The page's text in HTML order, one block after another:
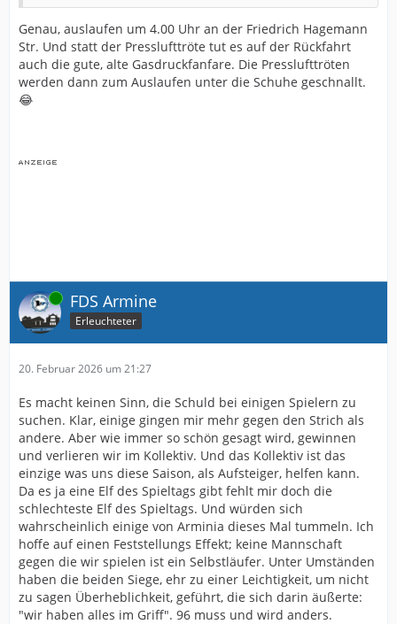
Genau, auslaufen um 4.00 Uhr an der Friedrich Hagemann
Str. Und statt der Presslufttröte tut es auf der Rückfahrt
auch die gute, alte Gasdruckfanfare. Die Presslufttröten
werden dann zum Auslaufen unter die Schuhe geschnallt.
😂
Online FDS Armine
Erleuchteter
20. Februar 2026 um 21:27
Es macht keinen Sinn, die Schuld bei einigen Spielern zu
suchen. Klar, einige gingen mir mehr gegen den Strich als
andere. Aber wie immer so schön gesagt wird, gewinnen
und verlieren wir im Kollektiv. Und das Kollektiv ist das
einzige was uns diese Saison, als Aufsteiger, helfen kann.
Da es ja eine Elf des Spieltags gibt fehlt mir doch die
schlechteste Elf des Spieltags. Und würden sich
wahrscheinlich einige von Arminia dieses Mal tummeln. Ich
hoffe auf einen Feststellungs Effekt; keine Mannschaft
gegen die wir spielen ist ein Selbstläufer. Unter Umständen
haben die beiden Siege, ehr zu einer Leichtigkeit, um nicht
zu sagen Überheblichkeit, geführt, die sich darin äußerte:
"wir haben alles im Griff". 96 muss und wird anders.